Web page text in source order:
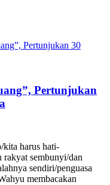
Pertunjukan
kita harus hati-
rakyat sembunyi/dan
sendiri/penguasa
membacakan